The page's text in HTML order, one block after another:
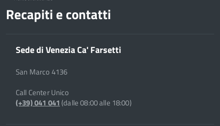
Recapiti e contatti
Sede di Venezia Ca' Farsetti
San Marco 4136
Call Center Unico
(+39) 041 041(dalle 08:00 alle 18:00)